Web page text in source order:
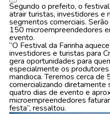
Segundo o prefeito, o
atrair turistas, investidores e
segmentos comerciais.
150 microempreendedores
evento.
“O Festival da Farinha
investidores e turistas para
gera oportunidades para
especialmente os
mandioca. Teremos cerca
comercializando
quatro dias de evento e
microempreendedores
festa”, ressaltou.